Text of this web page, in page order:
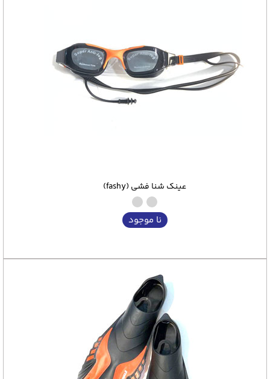
عینک شنا فشی (fashy)
نا موجود